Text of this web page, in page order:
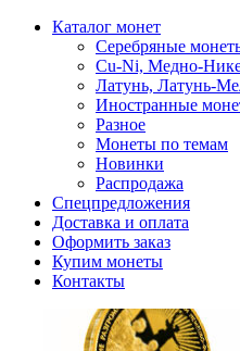
Каталог монет
Серебряные
Cu-Ni, Медно-
Латунь, Латунь-
Иностранные
Разное
Монеты по темам
Новинки
Распродажа
Спецпредложения
Доставка и оплата
Оформить заказ
Купим монеты
Контакты